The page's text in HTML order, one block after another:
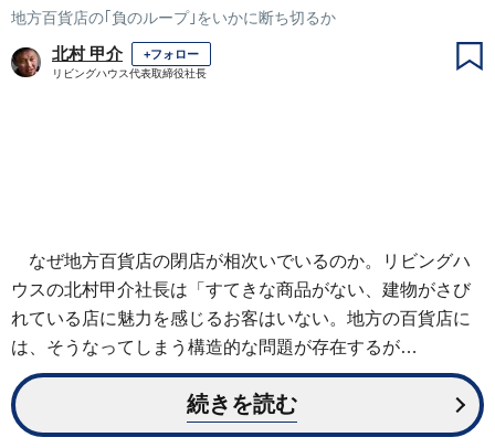
地方百貨店の｢負のループ｣をいかに断ち切るか
北村 甲介 +フォロー
リビングハウス代表取締役社長
なぜ地方百貨店の閉店が相次いでいるのか。リビングハ
ウスの北村甲介社長は「すてきな商品がない、建物がさび
れている店に魅力を感じるお客はいない。地方の百貨店に
は、そうなってしまう構造的な問題が存在するが…
続きを読む